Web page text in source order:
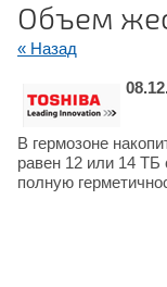
Объем
« Назад
В гермозоне
равен 12 или 14 ТБ
полную